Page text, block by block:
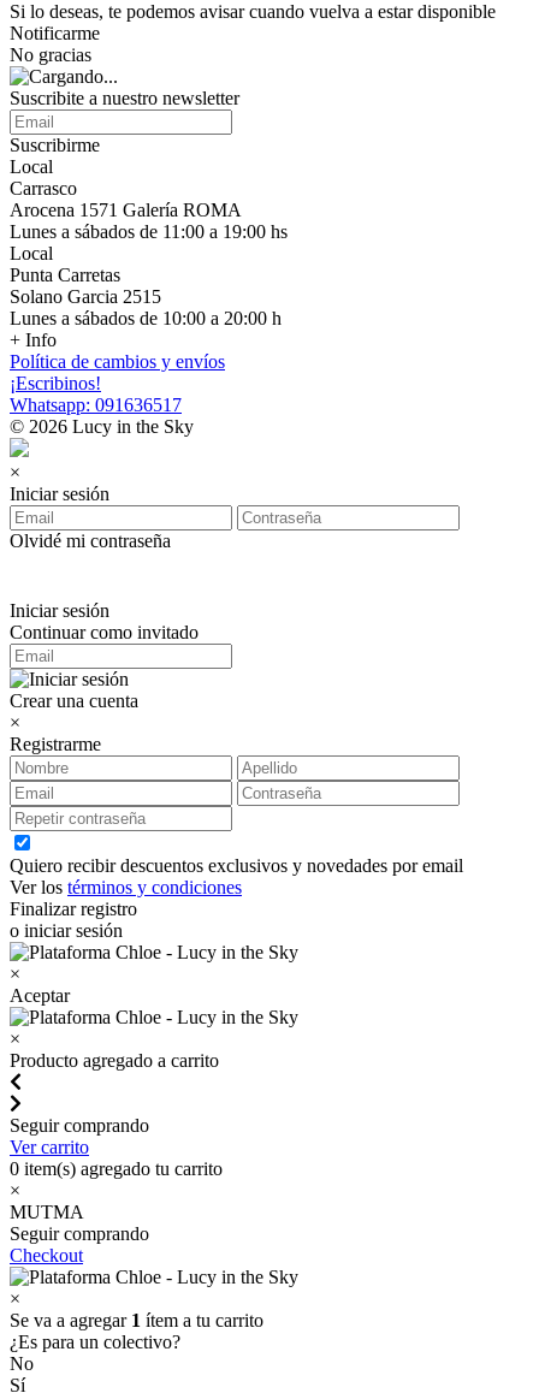
Si lo deseas, te podemos avisar cuando vuelva a estar disponible
Notificarme
No gracias
Suscribite a nuestro newsletter
Suscribirme
Local
Carrasco
Arocena 1571 Galería ROMA
Lunes a sábados de 11:00 a 19:00 hs
Local
Punta Carretas
Solano Garcia 2515
Lunes a sábados de 10:00 a 20:00 h
+ Info
Política de cambios y envíos
¡Escribinos!
Whatsapp: 091636517
© 2026 Lucy in the Sky
×
Iniciar sesión
Olvidé mi contraseña
Iniciar sesión
Continuar como invitado
Crear una cuenta
×
Registrarme
Quiero recibir descuentos exclusivos y novedades por email
Ver los términos y condiciones
Finalizar registro
o iniciar sesión
×
Aceptar
×
Producto agregado a carrito
Seguir comprando
Ver carrito
0 item(s) agregado tu carrito
×
MUTMA
Seguir comprando
Checkout
×
Se va a agregar 1 ítem a tu carrito
¿Es para un colectivo?
No
Sí